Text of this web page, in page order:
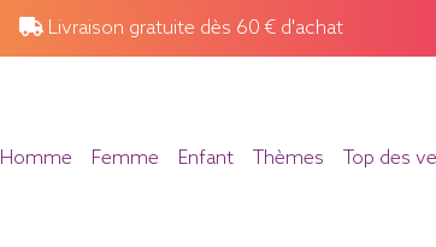
Livraison gratuite dès 60 € d'achat
Homme Femme Enfant Thèmes Top des